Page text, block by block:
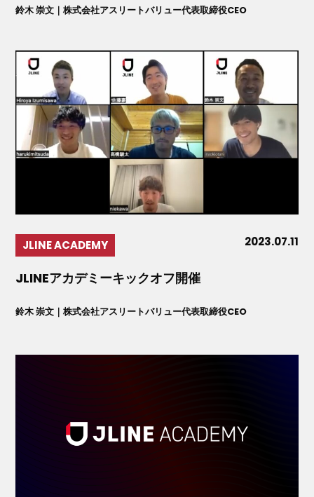
鈴木 崇文｜株式会社アスリートバリュー代表取締役CEO
JLINE ACADEMY 2023.07.11
JLINEアカデミーキックオフ開催
鈴木 崇文｜株式会社アスリートバリュー代表取締役CEO